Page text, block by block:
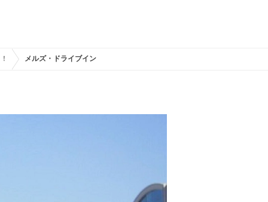
メルズ・ドライブイン